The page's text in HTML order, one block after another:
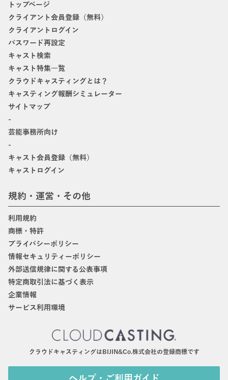
トップページ
クライアント会員登録（無料）
クライアントログイン
パスワード再設定
キャスト検索
キャスト特集一覧
クラウドキャスティングとは？
キャスティング報酬シミュレーター
サイトマップ
-
芸能事務所向け
-
キャスト会員登録（無料）
キャストログイン
規約・運営・その他
利用規約
商標・特許
プライバシーポリシー
情報セキュリティーポリシー
外部送信規律に関する公表事項
特定商取引法に基づく表示
企業情報
サービス利用環境
クラウドキャスティングはBIJIN&Co.株式会社の登録商標です